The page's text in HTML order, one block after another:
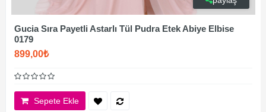
Gucia Sıra Payetli Astarlı Tül Pudra Etek Abiye Elbise
0179
899,00₺
Sepete Ekle